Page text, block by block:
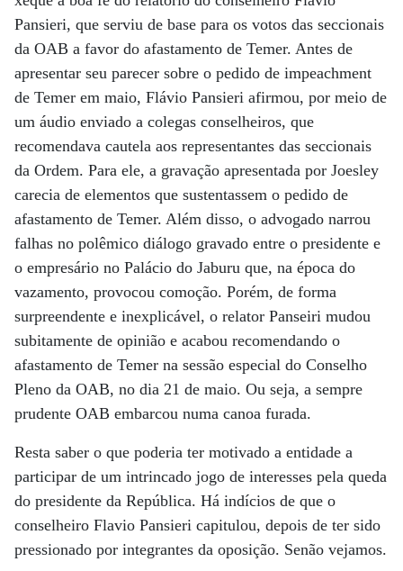
Pansieri, que serviu de base para os votos das seccionais
da OAB a favor do afastamento de Temer. Antes de
apresentar seu parecer sobre o pedido de impeachment
de Temer em maio, Flávio Pansieri afirmou, por meio de
um áudio enviado a colegas conselheiros, que
recomendava cautela aos representantes das seccionais
da Ordem. Para ele, a gravação apresentada por Joesley
carecia de elementos que sustentassem o pedido de
afastamento de Temer. Além disso, o advogado narrou
falhas no polêmico diálogo gravado entre o presidente e
o empresário no Palácio do Jaburu que, na época do
vazamento, provocou comoção. Porém, de forma
surpreendente e inexplicável, o relator Panseiri mudou
subitamente de opinião e acabou recomendando o
afastamento de Temer na sessão especial do Conselho
Pleno da OAB, no dia 21 de maio. Ou seja, a sempre
prudente OAB embarcou numa canoa furada.
Resta saber o que poderia ter motivado a entidade a
participar de um intrincado jogo de interesses pela queda
do presidente da República. Há indícios de que o
conselheiro Flavio Pansieri capitulou, depois de ter sido
pressionado por integrantes da oposição. Senão vejamos.